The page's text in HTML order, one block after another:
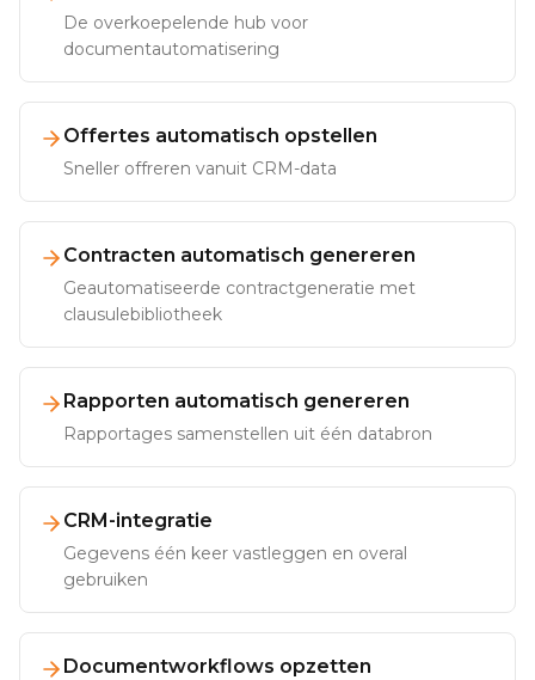
De overkoepelende hub voor
documentautomatisering
Offertes automatisch opstellen
Sneller offreren vanuit CRM-data
Contracten automatisch genereren
Geautomatiseerde contractgeneratie met
clausulebibliotheek
Rapporten automatisch genereren
Rapportages samenstellen uit één databron
CRM-integratie
Gegevens één keer vastleggen en overal
gebruiken
Documentworkflows opzetten